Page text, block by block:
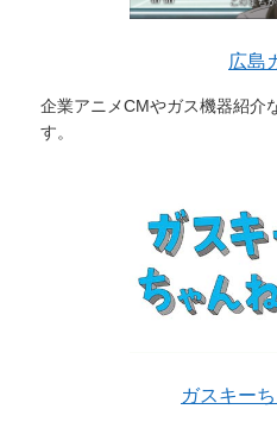
広島
企業アニメCMやガス機器紹介
す。
ガスキー